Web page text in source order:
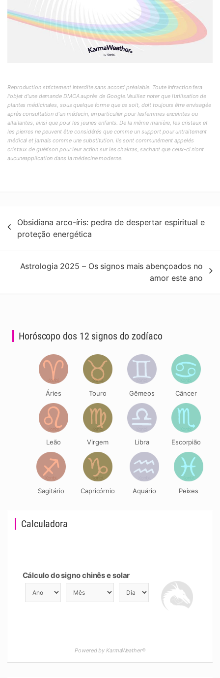
Reproduction strictement interdite sans accord préalable. Toute infraction fera
l'objet d'une demande DMCA auprès de Google.Veuillez noter que l'utilisation de
plantes médicinales, sous quelque forme que ce soit, doit toujours être envisagée
après consultation d'un médecin, en particulier pour lesfemmes enceintes ou
allaitantes, ainsi que pour les jeunes enfants. De la même manière, les cristaux et
les pierres ne peuvent être considérés que comme un support pour untraitement
médical et jamais comme une substitution. Ils sont communément appelés
cristaux de guérison pour leur action sur les chakras, sachant que ceux-ci n'ont
aucuneapplication dans la médecine moderne.
de
artigos
Obsidiana arco-íris: pedra de despertar espiritual e
proteção energética
Astrologia 2025 – Os signos mais abençoados no
amor este ano
Calculadora
Cálculo do signo chinês e solar
Powered by KarmaWeather®
Horóscopo dos 12 signos do zodíaco
Áries Touro Gêmeos Câncer
Leão Virgem Libra Escorpião
Sagitário Capricórnio Aquário Peixes